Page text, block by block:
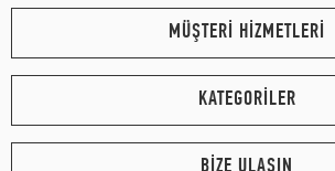
MÜŞTERİ HİZMETLERİ
KATEGORİLER
BİZE ULAŞIN